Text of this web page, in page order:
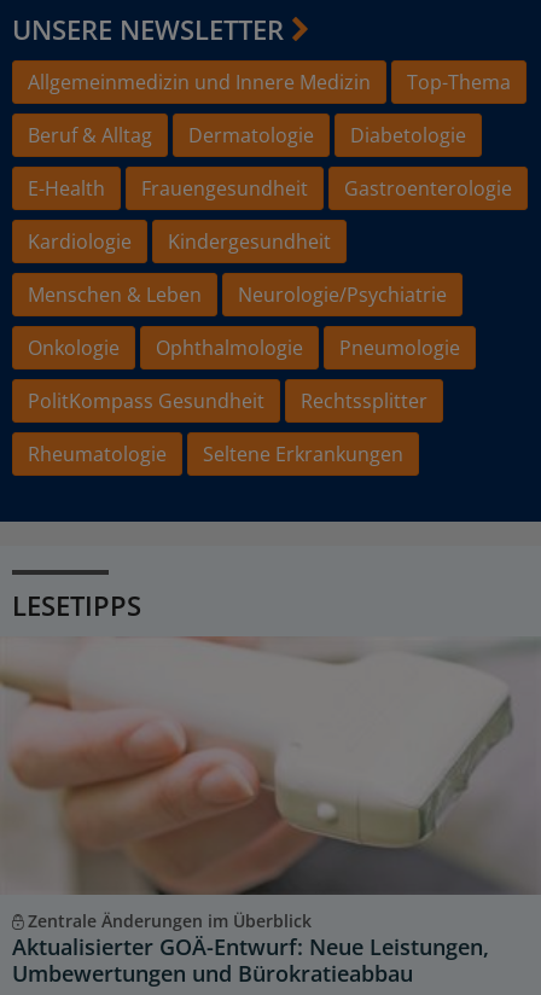
UNSERE NEWSLETTER
Allgemeinmedizin und Innere Medizin
Top-Thema
Beruf & Alltag
Dermatologie
Diabetologie
E-Health
Frauengesundheit
Gastroenterologie
Kardiologie
Kindergesundheit
Menschen & Leben
Neurologie/Psychiatrie
Onkologie
Ophthalmologie
Pneumologie
PolitKompass Gesundheit
Rechtssplitter
Rheumatologie
Seltene Erkrankungen
LESETIPPS
Zentrale Änderungen im Überblick
Aktualisierter GOÄ-Entwurf: Neue Leistungen,
Umbewertungen und Bürokratieabbau